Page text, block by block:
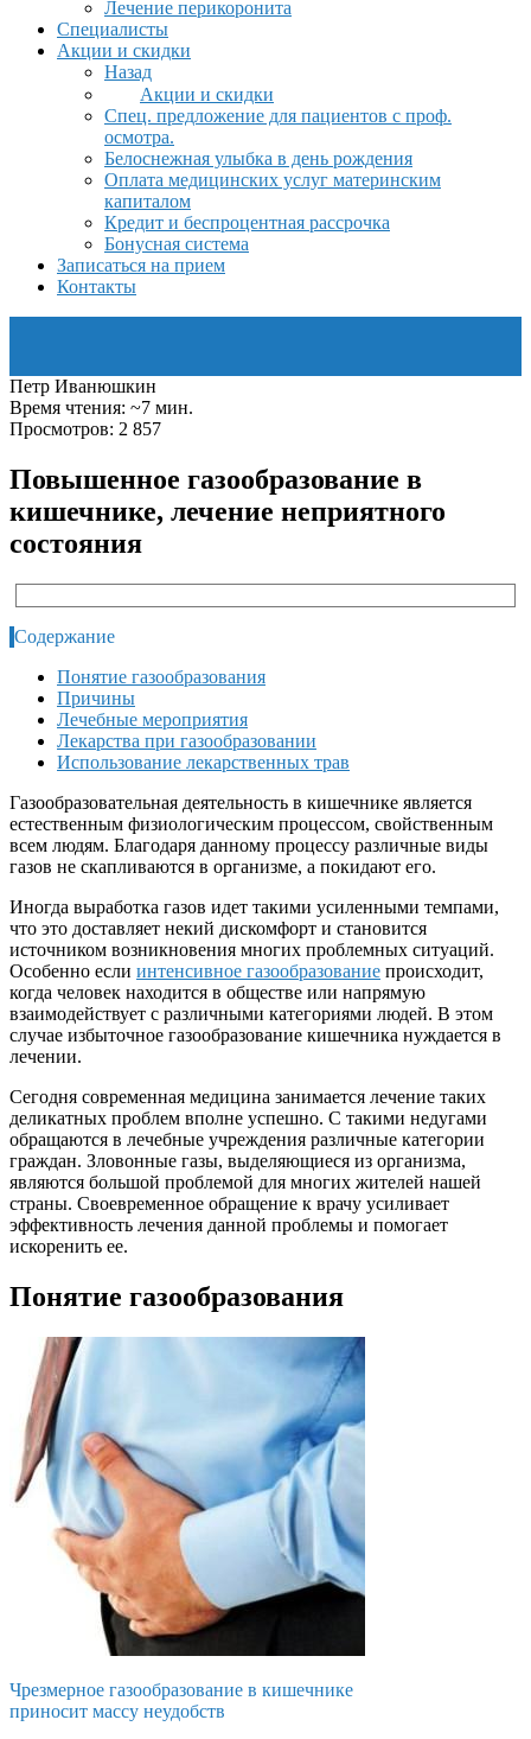
Лечение перикоронита
Специалисты
Акции и скидки
Назад
Акции и скидки
Спец. предложение для пациентов с проф.
осмотра.
Белоснежная улыбка в день рождения
Оплата медицинских услуг материнским
капиталом
Кредит и беспроцентная рассрочка
Бонусная система
Записаться на прием
Контакты
Петр Иванюшкин
Время чтения: ~7 мин.
Просмотров: 2 857
Повышенное газообразование в
кишечнике, лечение неприятного
состояния
Содержание
Понятие газообразования
Причины
Лечебные мероприятия
Лекарства при газообразовании
Использование лекарственных трав
Газообразовательная деятельность в кишечнике является
естественным физиологическим процессом, свойственным
всем людям. Благодаря данному процессу различные виды
газов не скапливаются в организме, а покидают его.
Иногда выработка газов идет такими усиленными темпами,
что это доставляет некий дискомфорт и становится
источником возникновения многих проблемных ситуаций.
Особенно если интенсивное газообразование происходит,
когда человек находится в обществе или напрямую
взаимодействует с различными категориями людей. В этом
случае избыточное газообразование кишечника нуждается в
лечении.
Сегодня современная медицина занимается лечение таких
деликатных проблем вполне успешно. С такими недугами
обращаются в лечебные учреждения различные категории
граждан. Зловонные газы, выделяющиеся из организма,
являются большой проблемой для многих жителей нашей
страны. Своевременное обращение к врачу усиливает
эффективность лечения данной проблемы и помогает
искоренить ее.
Понятие газообразования
Чрезмерное газообразование в кишечнике
приносит массу неудобств